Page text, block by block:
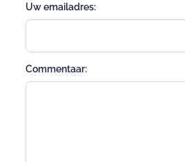
Uw emailadres:
Commentaar: